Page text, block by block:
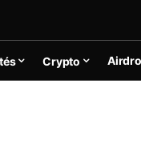
Crypto